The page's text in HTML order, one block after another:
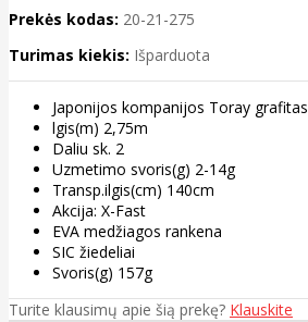
Prekės kodas: 20-21-275
Turimas kiekis: Išparduota
Japonijos kompanijos Toray grafitas
lgis(m) 2,75m
Daliu sk. 2
Uzmetimo svoris(g) 2-14g
Transp.ilgis(cm) 140cm
Akcija: X-Fast
EVA medžiagos rankena
SIC žiedeliai
Svoris(g) 157g
Turite klausimų apie šią prekę? Klauskite